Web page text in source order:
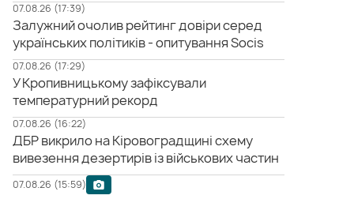
07.08.26 (17:39)
Залужний очолив рейтинг довіри серед
українських політиків - опитування Socis
07.08.26 (17:29)
У Кропивницькому зафіксували
температурний рекорд
07.08.26 (16:22)
ДБР викрило на Кіровоградщині схему
вивезення дезертирів із військових частин
07.08.26 (15:59)